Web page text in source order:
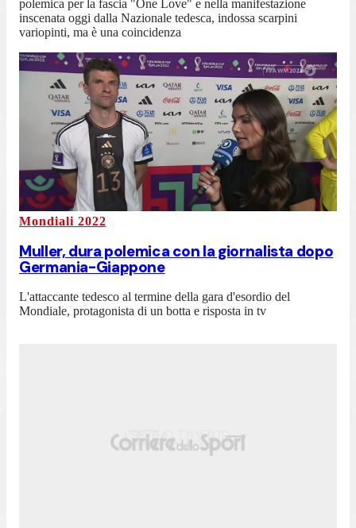
polemica per la fascia "One Love" e nella manifestazione
inscenata oggi dalla Nazionale tedesca, indossa scarpini
variopinti, ma è una coincidenza
Mondiali 2022
Muller, dura polemica con la giornalista dopo
Germania-Giappone
L'attaccante tedesco al termine della gara d'esordio del
Mondiale, protagonista di un botta e risposta in tv